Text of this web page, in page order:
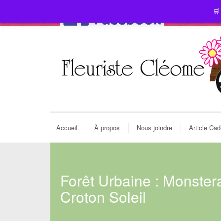
Accueil À propos Nous joindre Article
Forêt Urbaine :
Croton Soleil